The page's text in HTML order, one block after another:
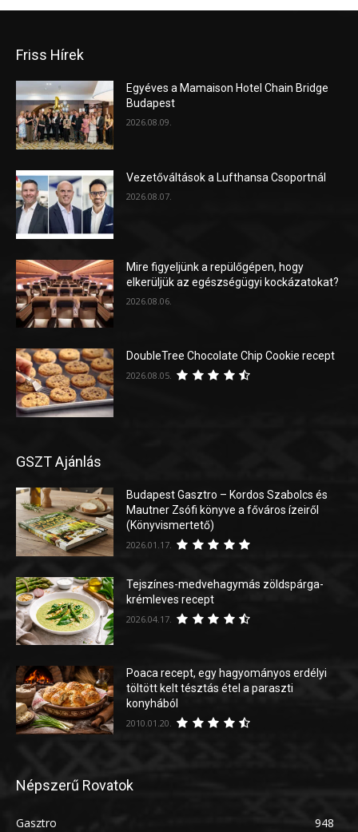
Friss Hírek
Egyéves a Mamaison Hotel Chain Bridge
Budapest
2026.08.09.
Vezetőváltások a Lufthansa Csoportnál
2026.08.07.
Mire figyeljünk a repülőgépen, hogy
elkerüljük az egészségügyi kockázatokat?
2026.08.06.
DoubleTree Chocolate Chip Cookie recept
2026.08.05.
GSZT Ajánlás
Budapest Gasztro – Kordos Szabolcs és
Mautner Zsófi könyve a főváros ízeiről
(Könyvismertető)
2026.01.17.
Tejszínes-medvehagymás zöldspárga-
krémleves recept
2026.04.17.
Poaca recept, egy hagyományos erdélyi
töltött kelt tésztás étel a paraszti
konyhából
2010.01.20.
Népszerű Rovatok
Gasztro
948